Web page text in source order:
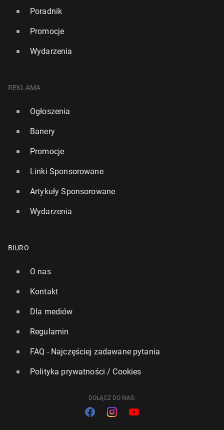
Poradnik
Promocje
Wydarzenia
REKLAMA
Ogłoszenia
Banery
Promocje
Linki Sponsorowane
Artykuły Sponsorowane
Wydarzenia
BIURO
O nas
Kontakt
Dla mediów
Regulamin
FAQ - Najczęściej zadawane pytania
Polityka prywatności / Cookies
DOŁĄCZ DO NAS: